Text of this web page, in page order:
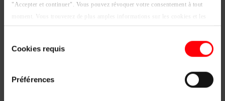
"Accepter et continuer". Vous pouvez révoquer votre consentement à tout
moment. Vous trouverez de plus amples informations sur les cookies et les
options de personnalisation sous le bouton "Afficher les détails".
duCookies requis
Préférences
Comment choisir une fenêtre
de toit performante sur le plan
phonique